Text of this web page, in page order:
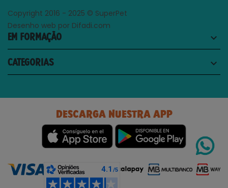
Copyright 2016 - 2025 © SuperPet
Desenho web por Difadi.com
EM FORMAÇÃO keyboard_arrow_down
CATEGORIAS keyboard_arrow_down
DESCARGA NUESTRA APP